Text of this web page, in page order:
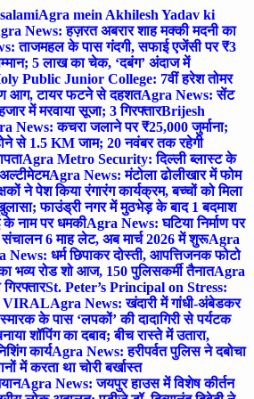
Agra mein Akhilesh Yadav ki
News: हज़रत अबरार शाह मक्की मदनी का
ताजमहल के पास गंदगी, सफाई एजेंसी पर ₹3
5 लाख का चेक, ‘दबंग’ अंदाज में
Public Junior College: 7वीं हरेश तोमर
आग, टायर फटने से दहशतAgra News: सेंट
में मरवाया सूजा; 3 गिरफ्तारBrijesh
News: कचरा जलाने पर ₹25,000 जुर्माना;
से 1.5 KM जाम; 20 नवंबर तक रहेगी
Agra Metro Security: दिल्ली ब्लास्ट के
Agra News: मंटोला ढोलीखार में फोम
ने पेश किया रंगारंग कार्यक्रम, बच्चों को मिला
फाउंड्री नगर में मुठभेड़ के बाद 1 बदमाश
नाम पर धमकीAgra News: घटिया निर्माण पर
6 माह लेट, अब मार्च 2026 में शुरूAgra
News: धर्म छिपाकर दोस्ती, आपत्तिजनक फोटो
भव्य रोड शो आज, 150 पुलिसकर्मी तैनातAgra
St. Peter’s Principal on Stress:
VIRALAgra News: खंदारी में गांधी-अंबेडकर
के पास ‘लपकों’ की दादागिरी से पर्यटक
शॉपिंग का दबाव; बीच रास्ते में उतारा,
कार्यAgra News: हरीपर्वत पुलिस ने दबोचा
में करता था चोरी बर्खास्त
Agra News: जयपुर हाउस में विशेष कीर्तन